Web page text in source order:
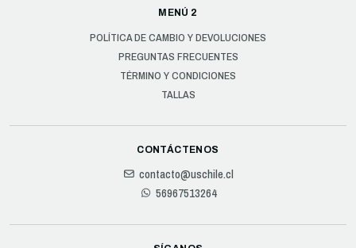
MENÚ 2
POLÍTICA DE CAMBIO Y DEVOLUCIONES
PREGUNTAS FRECUENTES
TÉRMINO Y CONDICIONES
TALLAS
CONTÁCTENOS
contacto@uschile.cl
56967513264